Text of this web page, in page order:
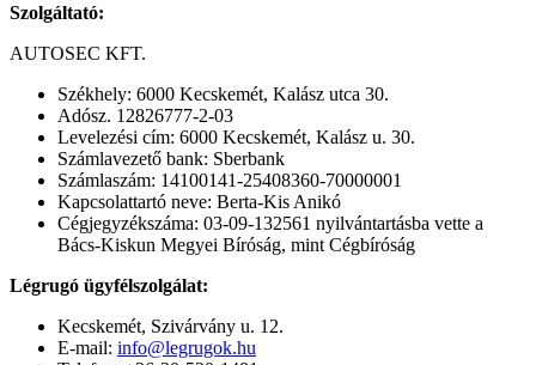
Szolgáltató:
AUTOSEC KFT.
Székhely: 6000 Kecskemét, Kalász utca 30.
Adósz. 12826777-2-03
Levelezési cím: 6000 Kecskemét, Kalász u. 30.
Számlavezető bank: Sberbank
Számlaszám: 14100141-25408360-70000001
Kapcsolattartó neve: Berta-Kis Anikó
Cégjegyzékszáma: 03-09-132561 nyilvántartásba vette a
Bács-Kiskun Megyei Bíróság, mint Cégbíróság
Légrugó ügyfélszolgálat:
Kecskemét, Szivárvány u. 12.
E-mail: info@legrugok.hu